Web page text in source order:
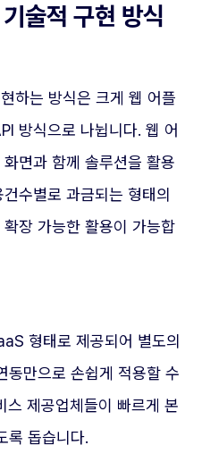
술적 구현 방식
하는 방식은 크게 웹 어플
방식으로 나뉩니다. 웹 어
면과 함께 솔루션을 활용
수별로 과금되는 형태의
장 가능한 활용이 가능합
형태로 제공되어 별도의
동만으로 손쉽게 적용할 수
스 제공업체들이 빠르게 본
록 돕습니다.